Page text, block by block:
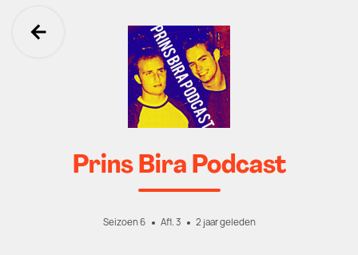
Ga terug
Prins Bira Podcast
Seizoen 6 Afl. 3 2 jaar geleden